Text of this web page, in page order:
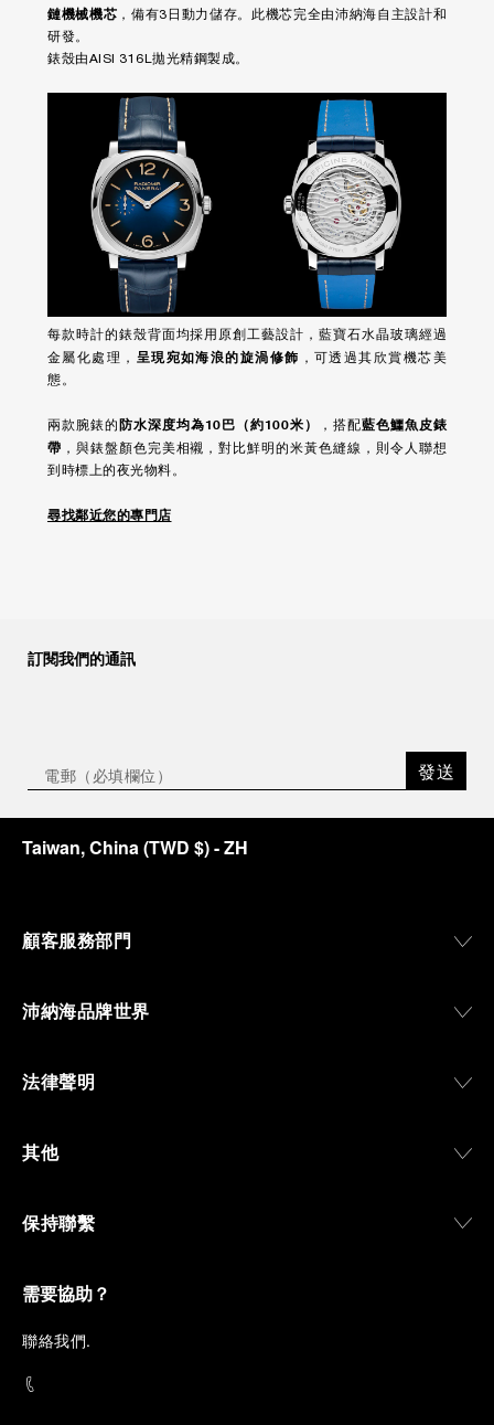
鏈機械機芯 ，備有3日動力儲存。此機芯完全由沛納海自主設計和
研發。
錶殼由AISI 316L拋光精鋼製成。
每款時計的錶殼背面均採用原創工藝設計，藍寶石水晶玻璃經過
金屬化處理， 呈現宛如海浪的旋渦修飾
，可透過其欣賞機芯美
態。
兩款腕錶的 防水深度均為10巴（約100米） ，搭配藍色鱷魚皮錶
帶 ，與錶盤顏色完美相襯，對比鮮明的米黃色縫線，則令人聯想
到時標上的夜光物料。
尋找鄰近您的專門店
訂閱我們的通訊
發送
Taiwan, China(TWD $)- ZH
顧客服務部門
沛納海品牌世界
法律聲明
其他
保持聯繫
需要協助？
聯絡我們.